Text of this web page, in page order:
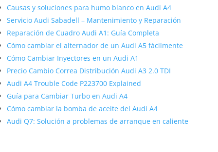
Causas y soluciones para humo blanco en Audi A4
Servicio Audi Sabadell – Mantenimiento y Reparación
Reparación de Cuadro Audi A1: Guía Completa
Cómo cambiar el alternador de un Audi A5 fácilmente
Cómo Cambiar Inyectores en un Audi A1
Precio Cambio Correa Distribución Audi A3 2.0 TDI
Audi A4 Trouble Code P223700 Explained
Guía para Cambiar Turbo en Audi A4
Cómo cambiar la bomba de aceite del Audi A4
Audi Q7: Solución a problemas de arranque en caliente